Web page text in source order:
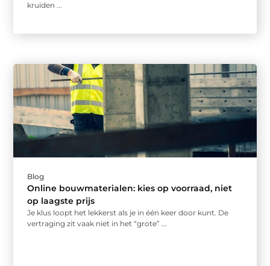
kruiden ...
Blog
Online bouwmaterialen: kies op voorraad, niet
op laagste prijs
Je klus loopt het lekkerst als je in één keer door kunt. De
vertraging zit vaak niet in het “grote” ...